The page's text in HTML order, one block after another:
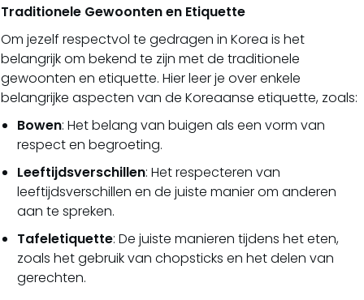
Traditionele Gewoonten en Etiquette
Om jezelf respectvol te gedragen in Korea is het
belangrijk om bekend te zijn met de traditionele
gewoonten en etiquette. Hier leer je over enkele
belangrijke aspecten van de Koreaanse etiquette, zoals:
Bowen: Het belang van buigen als een vorm van
respect en begroeting.
Leeftijdsverschillen: Het respecteren van
leeftijdsverschillen en de juiste manier om anderen
aan te spreken.
Tafeletiquette: De juiste manieren tijdens het eten,
zoals het gebruik van chopsticks en het delen van
gerechten.